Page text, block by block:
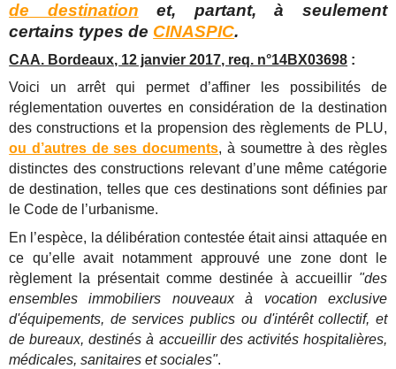
de destination et, partant, à seulement
certains types de CINASPIC.
CAA. Bordeaux, 12 janvier 2017, req. n°14BX03698 :
Voici un arrêt qui permet d’affiner les possibilités de
réglementation ouvertes en considération de la destination
des constructions et la propension des règlements de PLU,
ou d’autres de ses documents, à soumettre à des règles
distinctes des constructions relevant d’une même catégorie
de destination, telles que ces destinations sont définies par
le Code de l’urbanisme.
En l’espèce, la délibération contestée était ainsi attaquée en
ce qu’elle avait notamment approuvé une zone dont le
règlement la présentait comme destinée à accueillir "des
ensembles immobiliers nouveaux à vocation exclusive
d'équipements, de services publics ou d'intérêt collectif, et
de bureaux, destinés à accueillir des activités hospitalières,
médicales, sanitaires et sociales".